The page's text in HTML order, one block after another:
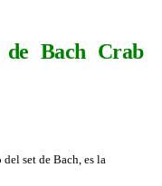
Bach Crab
set de Bach, es la